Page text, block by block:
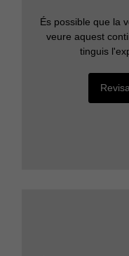
És possible que la
veure aquest
tinguis